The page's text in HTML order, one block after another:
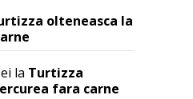
olteneasca la
la Turtizza
fara carne